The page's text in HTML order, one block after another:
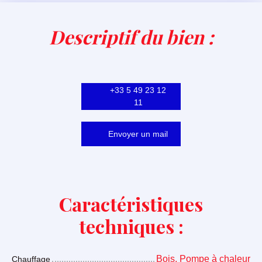
Descriptif du bien:
+33 5 49 23 12
11
Envoyer un mail
Caractéristiques
techniques :
Chauffage Bois, Pompe à chaleur